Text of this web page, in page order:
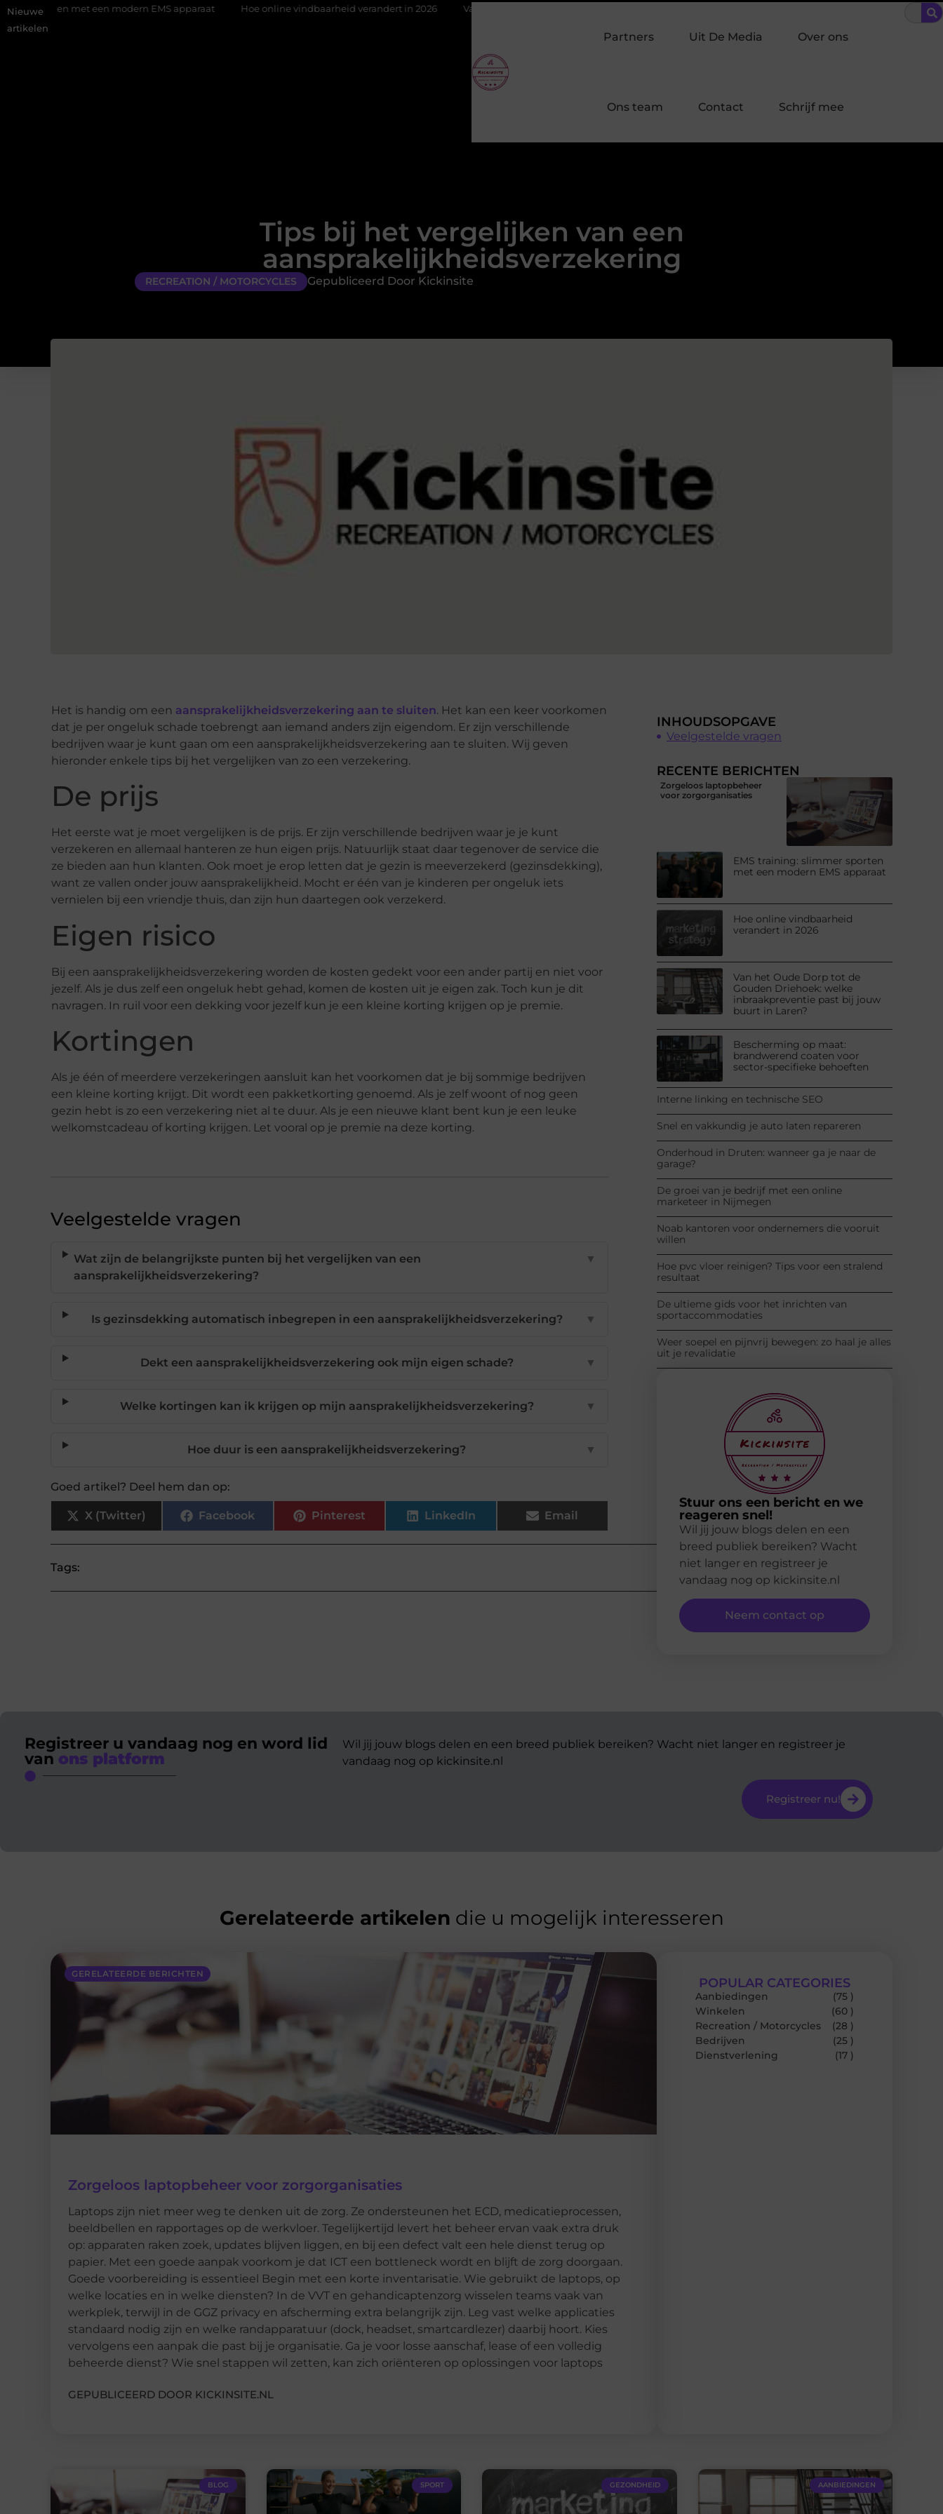
Nieuwe
artikelen
een modern EMS apparaat Hoe online vindbaarheid verandert in 2026 Van het Oude Dorp tot de Gouden Driehoek: welke inbraakpreventie past bij jouw buurt in Laren? Bescherming op
Partners Uit De Media Over ons
Ons team Contact Schrijf mee
Tips bij het vergelijken van een
aansprakelijkheidsverzekering
RECREATION / MOTORCYCLES Gepubliceerd Door Kickinsite
Het is handig om een aansprakelijkheidsverzekering aan te sluiten. Het kan een keer voorkomen
dat je per ongeluk schade toebrengt aan iemand anders zijn eigendom. Er zijn verschillende
bedrijven waar je kunt gaan om een aansprakelijkheidsverzekering aan te sluiten. Wij geven
hieronder enkele tips bij het vergelijken van zo een verzekering.
De prijs
Het eerste wat je moet vergelijken is de prijs. Er zijn verschillende bedrijven waar je je kunt
verzekeren en allemaal hanteren ze hun eigen prijs. Natuurlijk staat daar tegenover de service die
ze bieden aan hun klanten. Ook moet je erop letten dat je gezin is meeverzekerd (gezinsdekking),
want ze vallen onder jouw aansprakelijkheid. Mocht er één van je kinderen per ongeluk iets
vernielen bij een vriendje thuis, dan zijn hun daartegen ook verzekerd.
Eigen risico
Bij een aansprakelijkheidsverzekering worden de kosten gedekt voor een ander partij en niet voor
jezelf. Als je dus zelf een ongeluk hebt gehad, komen de kosten uit je eigen zak. Toch kun je dit
navragen. In ruil voor een dekking voor jezelf kun je een kleine korting krijgen op je premie.
Kortingen
Als je één of meerdere verzekeringen aansluit kan het voorkomen dat je bij sommige bedrijven
een kleine korting krijgt. Dit wordt een pakketkorting genoemd. Als je zelf woont of nog geen
gezin hebt is zo een verzekering niet al te duur. Als je een nieuwe klant bent kun je een leuke
welkomstcadeau of korting krijgen. Let vooral op je premie na deze korting.
Veelgestelde vragen
Wat zijn de belangrijkste punten bij het vergelijken van een
aansprakelijkheidsverzekering?
▼
Is gezinsdekking automatisch inbegrepen in een aansprakelijkheidsverzekering? ▼
Dekt een aansprakelijkheidsverzekering ook mijn eigen schade? ▼
Welke kortingen kan ik krijgen op mijn aansprakelijkheidsverzekering? ▼
Hoe duur is een aansprakelijkheidsverzekering? ▼
Goed artikel? Deel hem dan op:
X (Twitter) Facebook Pinterest LinkedIn Email
Tags:
INHOUDSOPGAVE
Veelgestelde vragen
RECENTE BERICHTEN
Zorgeloos laptopbeheer
voor zorgorganisaties
EMS training: slimmer sporten
met een modern EMS apparaat
Hoe online vindbaarheid
verandert in 2026
Van het Oude Dorp tot de
Gouden Driehoek: welke
inbraakpreventie past bij jouw
buurt in Laren?
Bescherming op maat:
brandwerend coaten voor
sector-specifieke behoeften
Interne linking en technische SEO
Snel en vakkundig je auto laten repareren
Onderhoud in Druten: wanneer ga je naar de
garage?
De groei van je bedrijf met een online
marketeer in Nijmegen
Noab kantoren voor ondernemers die vooruit
willen
Hoe pvc vloer reinigen? Tips voor een stralend
resultaat
De ultieme gids voor het inrichten van
sportaccommodaties
Weer soepel en pijnvrij bewegen: zo haal je alles
uit je revalidatie
Stuur ons een bericht en we
reageren snel!
Wil jij jouw blogs delen en een
breed publiek bereiken? Wacht
niet langer en registreer je
vandaag nog op kickinsite.nl
Neem contact op
Registreer u vandaag nog en word lid
van ons platform
Wil jij jouw blogs delen en een breed publiek bereiken? Wacht niet langer en registreer je
vandaag nog op kickinsite.nl
Registreer nu!
Gerelateerde artikelen die u mogelijk interesseren
GERELATEERDE BERICHTEN
Zorgeloos laptopbeheer voor zorgorganisaties
Laptops zijn niet meer weg te denken uit de zorg. Ze ondersteunen het ECD, medicatieprocessen,
beeldbellen en rapportages op de werkvloer. Tegelijkertijd levert het beheer ervan vaak extra druk
op: apparaten raken zoek, updates blijven liggen, en bij een defect valt een hele dienst terug op
papier. Met een goede aanpak voorkom je dat ICT een bottleneck wordt en blijft de zorg doorgaan.
Goede voorbereiding is essentieel Begin met een korte inventarisatie. Wie gebruikt de laptops, op
welke locaties en in welke diensten? In de VVT en gehandicaptenzorg wisselen teams vaak van
werkplek, terwijl in de GGZ privacy en afscherming extra belangrijk zijn. Leg vast welke applicaties
standaard nodig zijn en welke randapparatuur (dock, headset, smartcardlezer) daarbij hoort. Kies
vervolgens een aanpak die past bij je organisatie. Ga je voor losse aanschaf, lease of een volledig
beheerde dienst? Wie snel stappen wil zetten, kan zich oriënteren op oplossingen voor laptops
GEPUBLICEERD DOOR KICKINSITE.NL
POPULAR CATEGORIES
Aanbiedingen
(75 )
Winkelen
(60 )
Recreation / Motorcycles
(28 )
Bedrijven
(25 )
Dienstverlening
(17 )
BLOG SPORT GEZONDHEID AANBIEDINGEN